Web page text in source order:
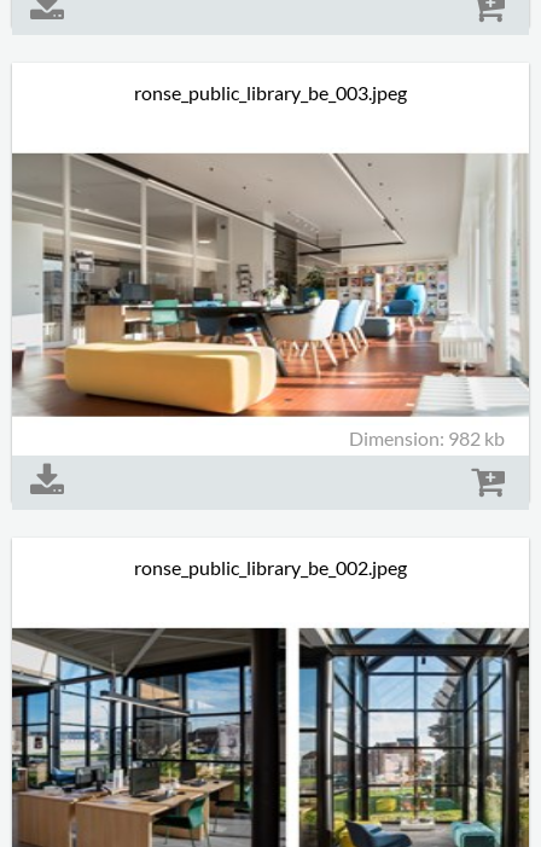
ronse_public_library_be_003.jpeg
Dimension: 982 kb
ronse_public_library_be_002.jpeg